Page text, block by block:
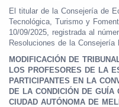
El titular de la Consejería de
Tecnológica, Turismo y
10/09/2025, registrada al
Resoluciones de la
MODIFICACIÓN DE
LOS PROFESORES DE LA
PARTICIPANTES EN LA
DE LA CONDICIÓN DE
CIUDAD AUTÓNOMA DE